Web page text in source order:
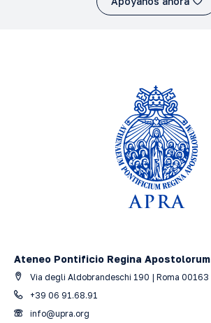
Ateneo Pontificio Regina Apostolorum
Via degli Aldobrandeschi 190 | Roma 00163
+39 06 91.68.91
info@upra.org